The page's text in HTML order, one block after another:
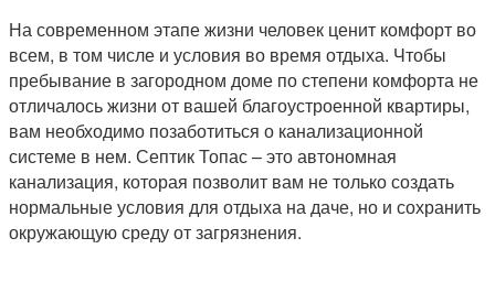
На современном этапе жизни человек ценит комфорт во
всем, в том числе и условия во время отдыха. Чтобы
пребывание в загородном доме по степени комфорта не
отличалось жизни от вашей благоустроенной квартиры,
вам необходимо позаботиться о канализационной
системе в нем. Септик Топас – это автономная
канализация, которая позволит вам не только создать
нормальные условия для отдыха на даче, но и сохранить
окружающую среду от загрязнения.